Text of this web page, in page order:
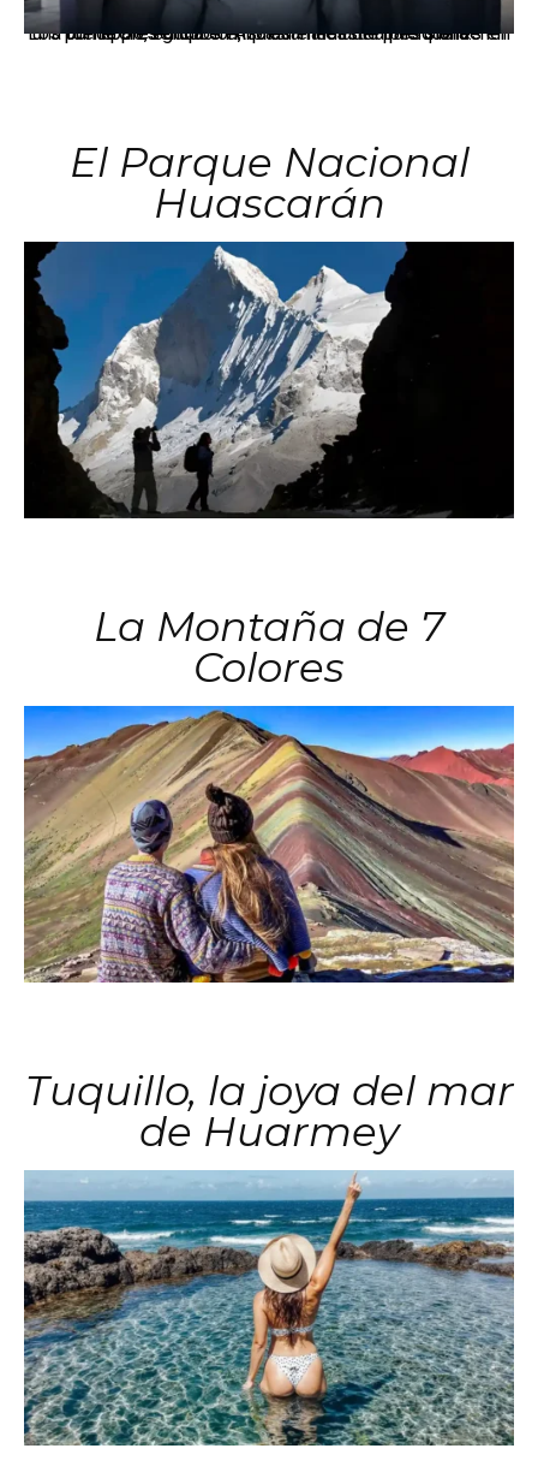
Los principales grupos empresariales del país mantienen una fuerte presencia en Áncash mediante inversiones en comercio, educación, salud e industria pesquera.
El Parque Nacional
Huascarán
La Montaña de 7
Colores
Tuquillo, la joya del mar
de Huarmey